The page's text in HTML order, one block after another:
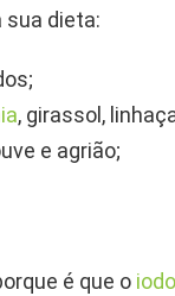
sua dieta:
, girassol,
e agrião;
é que o iodo